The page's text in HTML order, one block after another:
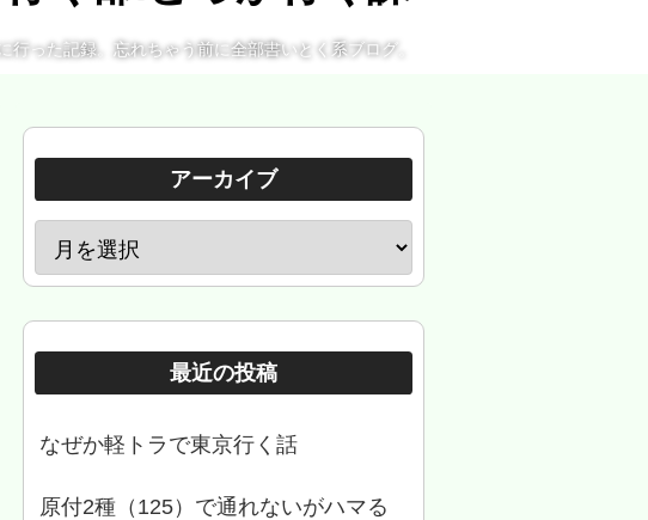
った記録。忘れちゃう前に全部書いとく系ブログ。
アーカイブ
最近の投稿
なぜか軽トラで東京行く話
原付2種（125）で通れないがハマる